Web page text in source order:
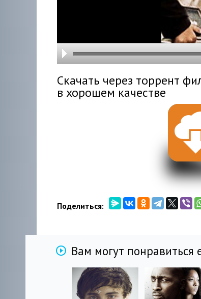
Скачать через торрент
в хорошем качестве
Поделиться:
Вам могут